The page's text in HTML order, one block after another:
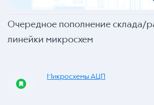
Очередное пополнение склада/
линейки микросхем
Микросхемы АЦП